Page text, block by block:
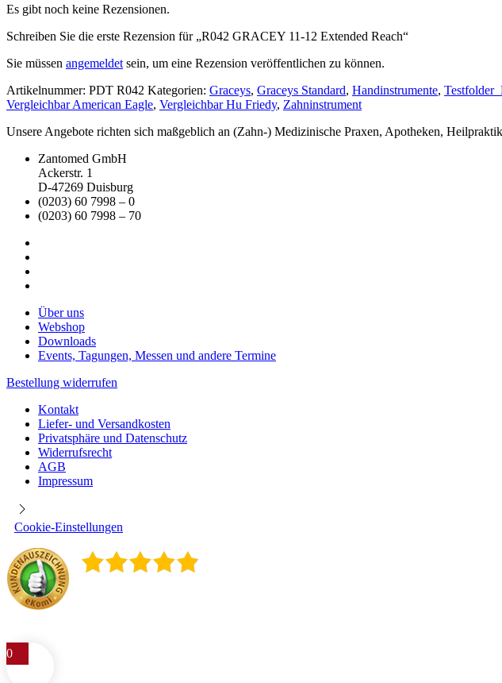
Es gibt noch keine Rezensionen.
Schreiben Sie die erste Rezension für „R042 GRACEY 11-12 Extended Reach“
Sie müssen angemeldet sein, um eine Rezension veröffentlichen zu können.
Artikelnummer: PDT R042 Kategorien: Graceys, Graceys Standard, Handinstrumente,
Vergleichbar American Eagle, Vergleichbar Hu Friedy, Zahninstrument
Unsere Angebote richten sich maßgeblich an (Zahn-) Medizinische Praxen, Apotheken,
Zantomed GmbH
Ackerstr. 1
D-47269 Duisburg
(0203) 60 7998 – 0
(0203) 60 7998 – 70
Über uns
Webshop
Downloads
Events, Tagungen, Messen und andere Termine
Bestellung widerrufen
Kontakt
Liefer- und Versandkosten
Privatsphäre und Datenschutz
Widerrufsrecht
AGB
Impressum
Cookie-Einstellungen
0